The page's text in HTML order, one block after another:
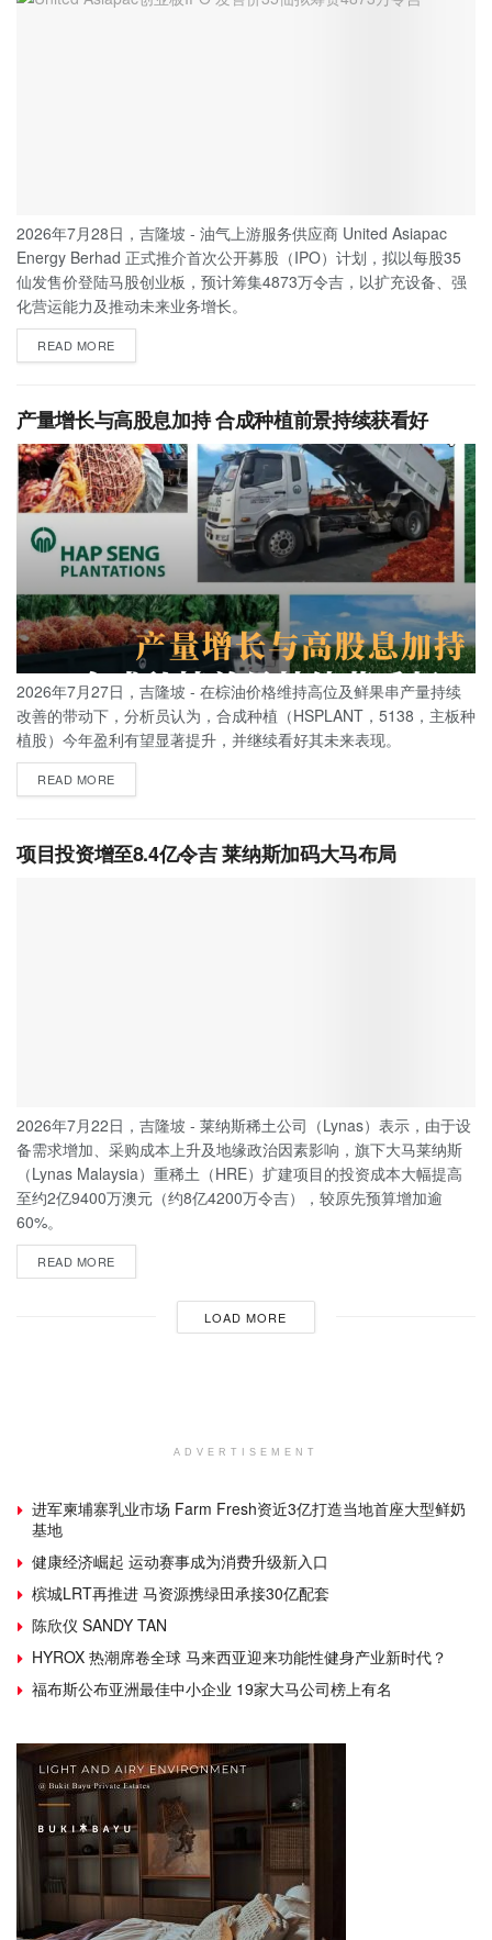
2026年7月28日，吉隆坡 - 油气上游服务供应商 United Asiapac
Energy Berhad 正式推介首次公开募股（IPO）计划，拟以每股35
仙发售价登陆马股创业板，预计筹集4873万令吉，以扩充设备、强
化营运能力及推动未来业务增长。
READ MORE
产量增长与高股息加持 合成种植前景持续获看好
2026年7月27日，吉隆坡 - 在棕油价格维持高位及鲜果串产量持续
改善的带动下，分析员认为，合成种植（HSPLANT，5138，主板种
植股）今年盈利有望显著提升，并继续看好其未来表现。
READ MORE
项目投资增至8.4亿令吉 莱纳斯加码大马布局
2026年7月22日，吉隆坡 - 莱纳斯稀土公司（Lynas）表示，由于设
备需求增加、采购成本上升及地缘政治因素影响，旗下大马莱纳斯
（Lynas Malaysia）重稀土（HRE）扩建项目的投资成本大幅提高
至约2亿9400万澳元（约8亿4200万令吉），较原先预算增加逾
60%。
READ MORE
LOAD MORE
ADVERTISEMENT
进军柬埔寨乳业市场 Farm Fresh资近3亿打造当地首座大型鲜奶
基地
健康经济崛起 运动赛事成为消费升级新入口
槟城LRT再推进 马资源携绿田承接30亿配套
陈欣仪 SANDY TAN
HYROX 热潮席卷全球 马来西亚迎来功能性健身产业新时代？
福布斯公布亚洲最佳中小企业 19家大马公司榜上有名